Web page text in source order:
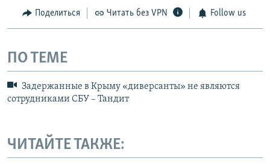
Поделиться Читать без VPN Follow us
ПО ТЕМЕ
Задержанные в Крыму «диверсанты» не являются
сотрудниками СБУ – Тандит
ЧИТАЙТЕ ТАКЖЕ: